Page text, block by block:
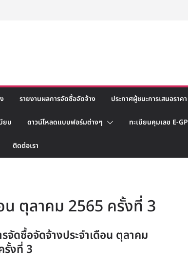
รายงานผลการจัดซื้อจัดจ้าง ประกาศผู้ชนะการเสนอราคา
ยบ ดาวน์โหลดแบบฟอร์มต่างๆ ทะเบียนคุมเลข E-GP
ติดต่อเรา
น ตุลาคม 2565 ครั้งที่ 3
จัดซื้อจัดจ้างประจำเดือน ตุลาคม
รั้งที่ 3